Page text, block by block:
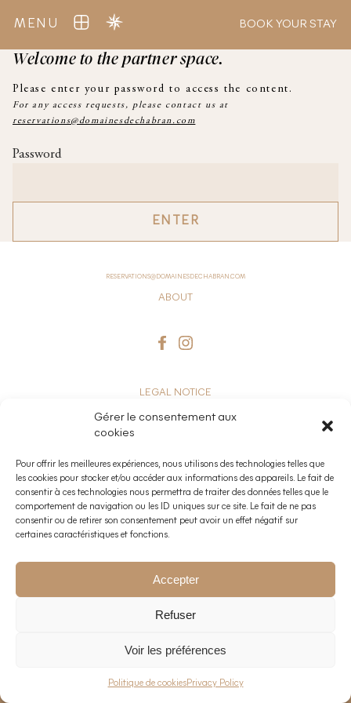
Gérer le consentement aux
cookies
Pour offrir les meilleures expériences, nous utilisons des technologies telles que
les cookies pour stocker et/ou accéder aux informations des appareils. Le fait de
consentir à ces technologies nous permettra de traiter des données telles que le
comportement de navigation ou les ID uniques sur ce site. Le fait de ne pas
consentir ou de retirer son consentement peut avoir un effet négatif sur
certaines caractéristiques et fonctions.
Accepter
Refuser
Voir les préférences
Politique de cookiesPrivacy Policy
MENU BOOK YOUR STAY
Welcome to the partner space.
Please enter your password to access the content.
For any access requests, please contact us at
reservations@domainesdechabran.com
Password
RESERVATIONS@DOMAINESDECHABRAN.COM
ABOUT
LEGAL NOTICE
WORK WITH US
PARTNER ACCESS